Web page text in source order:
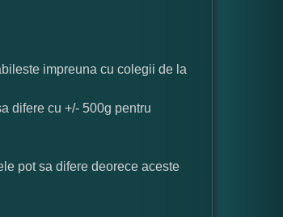
impreuna cu colegii de la
difere cu +/- 500g pentru
pot sa difere deorece aceste